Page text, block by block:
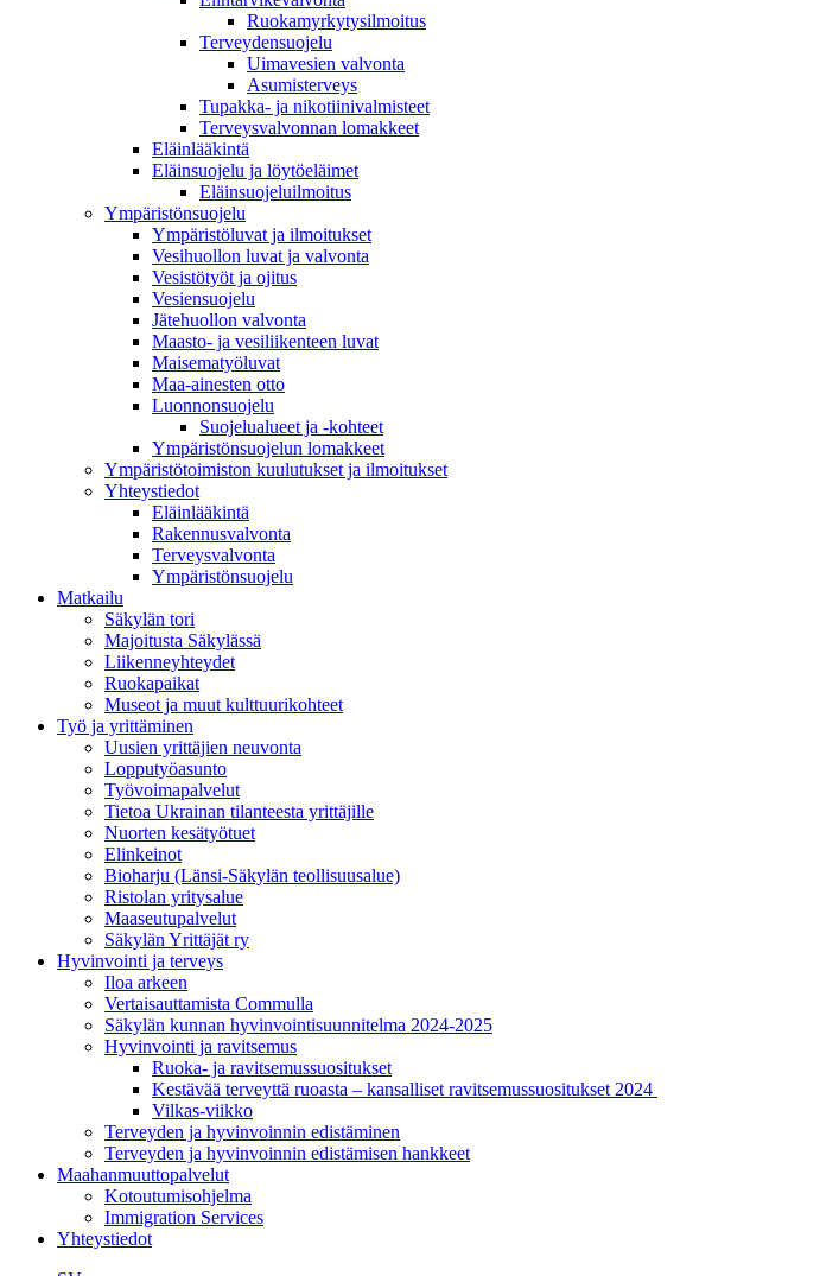
Ruokamyrkytysilmoitus
Terveydensuojelu
Uimavesien valvonta
Asumisterveys
Tupakka- ja nikotiinivalmisteet
Terveysvalvonnan lomakkeet
Eläinlääkintä
Eläinsuojelu ja löytöeläimet
Eläinsuojeluilmoitus
Ympäristönsuojelu
Ympäristöluvat ja ilmoitukset
Vesihuollon luvat ja valvonta
Vesistötyöt ja ojitus
Vesiensuojelu
Jätehuollon valvonta
Maasto- ja vesiliikenteen luvat
Maisematyöluvat
Maa-ainesten otto
Luonnonsuojelu
Suojelualueet ja -kohteet
Ympäristönsuojelun lomakkeet
Ympäristötoimiston kuulutukset ja ilmoitukset
Yhteystiedot
Eläinlääkintä
Rakennusvalvonta
Terveysvalvonta
Ympäristönsuojelu
Mat­kailu
Säkylän tori
Majoitusta Säkylässä
Liikenneyhteydet
Ruokapaikat
Museot ja muut kulttuurikohteet
Työ ja yrittä­minen
Uusien yrittäjien neuvonta
Lopputyöasunto
Työvoimapalvelut
Tietoa Ukrainan tilanteesta yrittäjille
Nuorten kesätyötuet
Elinkeinot
Bioharju (Länsi-Säkylän teollisuusalue)
Ristolan yritysalue
Maaseutupalvelut
Säkylän Yrittäjät ry
Hyvinvointi ja terveys
Iloa arkeen
Vertaisauttamista Commulla
Säkylän kunnan hyvinvointisuunnitelma 2024-2025
Hyvinvointi ja ravitsemus
Ruoka- ja ravitsemussuositukset
Kestävää terveyttä ruoasta – kansalliset ravitsemussuositukset 2024
Vilkas-viikko
Terveyden ja hyvinvoinnin edistäminen
Terveyden ja hyvinvoinnin edistämisen hankkeet
Maahanmuuttopalvelut
Kotoutumisohjelma
Immigration Services
Yhteystiedot